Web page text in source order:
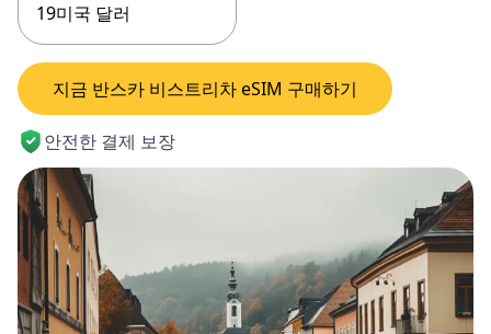
19미국 달러
지금 반스카 비스트리차 eSIM 구매하기
안전한 결제 보장